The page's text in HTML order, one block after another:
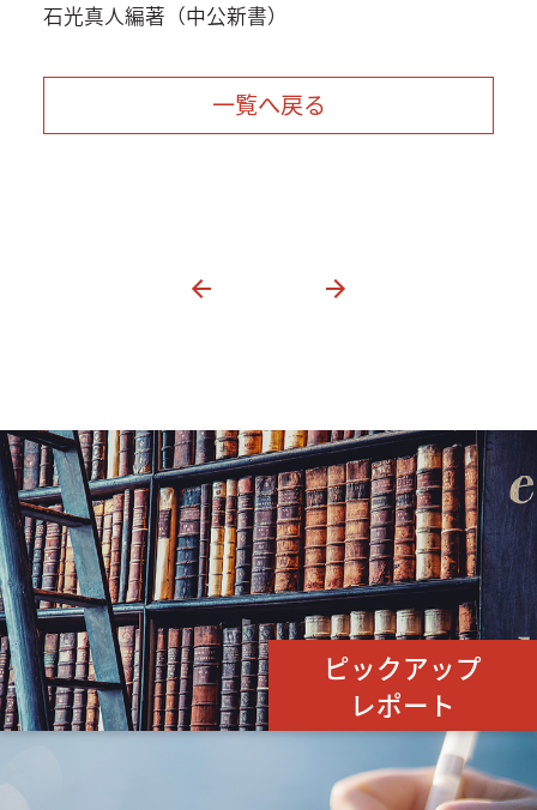
石光真人編著（中公新書）
一覧へ戻る
ピックアップ
レポート